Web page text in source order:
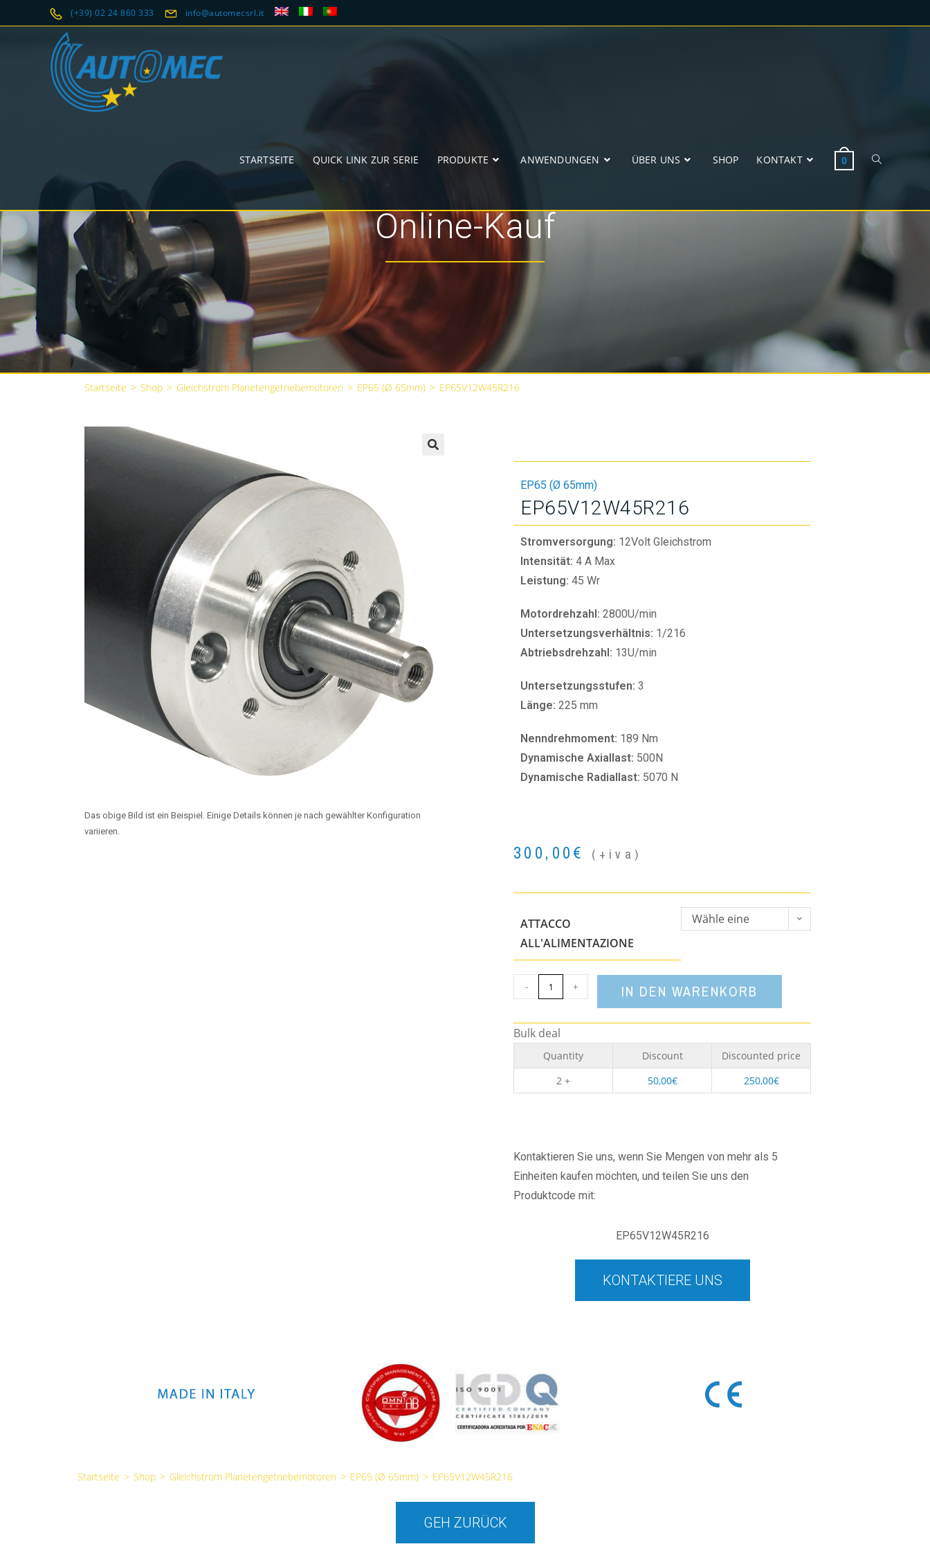
(+39) 02 24 860 333 info@automecsrl.it
STARTSEITE QUICK LINK ZUR SERIE PRODUKTE ANWENDUNGEN ÜBER UNS SHOP KONTAKT 0
Online-Kauf
Startseite > Shop > Gleichstrom Planetengetriebemotoren > EP65 (Ø 65mm) > EP65V12W45R216
Das obige Bild ist ein Beispiel. Einige Details können je nach gewählter Konfiguration
variieren.
EP65 (Ø 65mm)
EP65V12W45R216
Stromversorgung: 12Volt Gleichstrom
Intensität: 4 A Max
Leistung: 45 Wr
Motordrehzahl: 2800U/min
Untersetzungsverhältnis: 1/216
Abtriebsdrehzahl: 13U/min
Untersetzungsstufen: 3
Länge: 225 mm
Nenndrehmoment: 189 Nm
Dynamische Axiallast: 500N
Dynamische Radiallast: 5070 N
300,00€ (+iva)
ATTACCO
ALL'ALIMENTAZIONE
Wähle eine
- + IN DEN WARENKORB
Bulk deal
Quantity Discount
Discounted price
2 +
50,00€ 250,00€
Kontaktieren Sie uns, wenn Sie Mengen von mehr als 5
Einheiten kaufen möchten, und teilen Sie uns den
Produktcode mit:
EP65V12W45R216
KONTAKTIERE UNS
Startseite > Shop > Gleichstrom Planetengetriebemotoren > EP65 (Ø 65mm) > EP65V12W45R216
GEH ZURÜCK